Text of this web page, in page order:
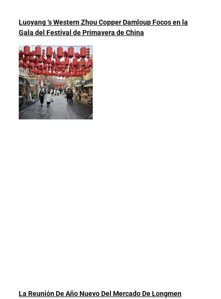
Luoyang ‘s Western Zhou Copper Damloup Focos en la
Gala del Festival de Primavera de China
La Reunión De Año Nuevo Del Mercado De Longmen